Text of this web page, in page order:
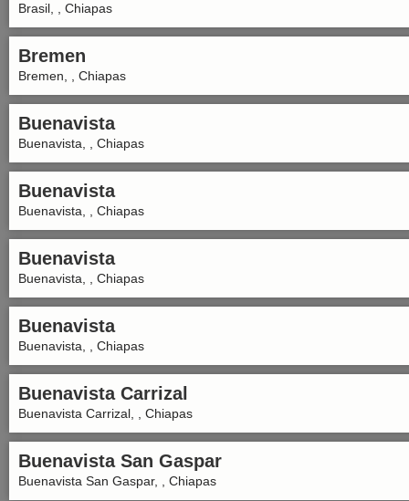
Brasil, , Chiapas
Bremen
Bremen, , Chiapas
Buenavista
Buenavista, , Chiapas
Buenavista
Buenavista, , Chiapas
Buenavista
Buenavista, , Chiapas
Buenavista
Buenavista, , Chiapas
Buenavista Carrizal
Buenavista Carrizal, , Chiapas
Buenavista San Gaspar
Buenavista San Gaspar, , Chiapas